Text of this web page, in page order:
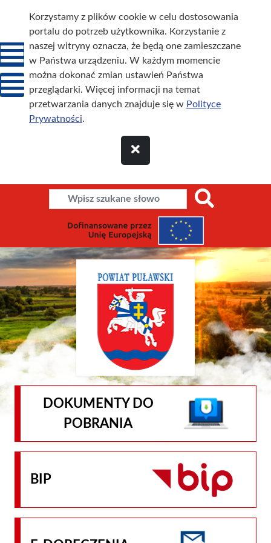
Korzystamy z plików cookie w celu dostosowania
portalu do potrzeb użytkownika. Korzystanie z
naszej witryny oznacza, że będą one zamieszczane
w Państwa urządzeniu. W każdym momencie
można dokonać zmian ustawień Państwa
przeglądarki. Więcej informacji na temat
przetwarzania danych znajduje się w Polityce
Prywatności.
DOKUMENTY DO
POBRANIA
BIP